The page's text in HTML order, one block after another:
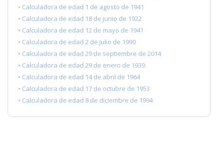
• Calculadora de edad 1 de agosto de 1941
• Calculadora de edad 18 de junio de 1922
• Calculadora de edad 12 de mayo de 1941
• Calculadora de edad 2 de julio de 1990
• Calculadora de edad 29 de septiembre de 2014
• Calculadora de edad 29 de enero de 1939
• Calculadora de edad 14 de abril de 1964
• Calculadora de edad 17 de octubre de 1953
• Calculadora de edad 8 de diciembre de 1994